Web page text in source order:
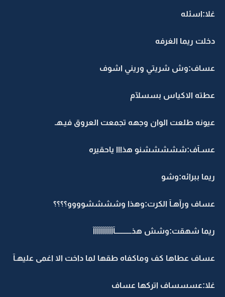
غلا:اسئله
دخلت ريما الغرفه
عساف:وش شريتي وريني اشوف
عطته الاكياس بسسلآم
عيونه طلعت الوان وجهه تجمعت العروق فيـهـ
عسـآف:شششششنو هذااا ياحقيره
ريما ببرائه:وشو
عساف ورآهـآ الكرت:وهذا وششششوووو؟؟؟؟
ريما شهقت:وشش هذـــــــــــآآآآآآآآآآآ
عساف عطاها كف وماكفاه طقها لما داخت الا اغمى عليهـآ
غلا:عسسساف اتركها عساف